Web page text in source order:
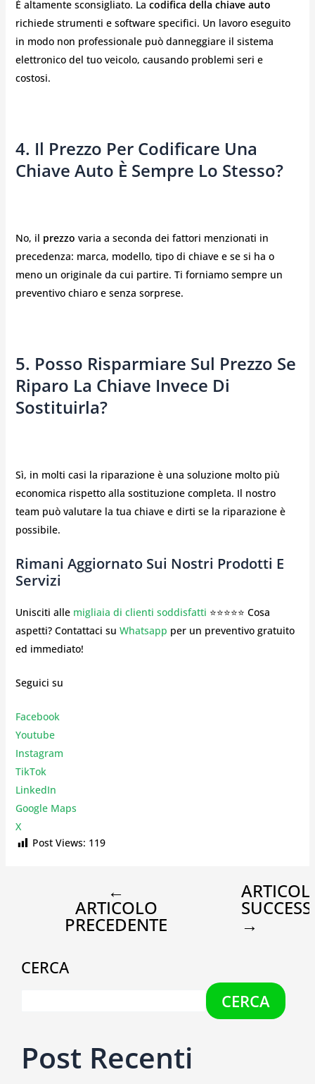
È altamente sconsigliato. La codifica della chiave auto
richiede strumenti e software specifici. Un lavoro eseguito
in modo non professionale può danneggiare il sistema
elettronico del tuo veicolo, causando problemi seri e
costosi.
4. Il Prezzo Per Codificare Una
Chiave Auto È Sempre Lo Stesso?
No, il prezzo varia a seconda dei fattori menzionati in
precedenza: marca, modello, tipo di chiave e se si ha o
meno un originale da cui partire. Ti forniamo sempre un
preventivo chiaro e senza sorprese.
5. Posso Risparmiare Sul Prezzo Se
Riparo La Chiave Invece Di
Sostituirla?
Sì, in molti casi la riparazione è una soluzione molto più
economica rispetto alla sostituzione completa. Il nostro
team può valutare la tua chiave e dirti se la riparazione è
possibile.
Rimani Aggiornato Sui Nostri Prodotti E
Servizi
Unisciti alle migliaia di clienti soddisfatti ⭐⭐⭐⭐⭐ Cosa
aspetti? Contattaci su Whatsapp per un preventivo gratuito
ed immediato!
Seguici su
Facebook
Youtube
Instagram
TikTok
LinkedIn
Google Maps
X
Post Views: 119
←
ARTICOLO
PRECEDENTE →
CERCA
CERCA
Post Recenti